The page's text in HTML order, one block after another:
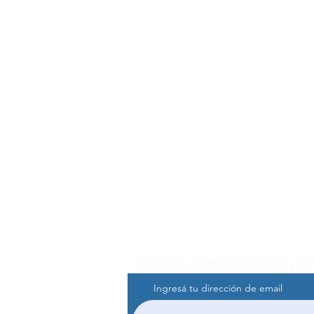
Ingresá tu dirección de email